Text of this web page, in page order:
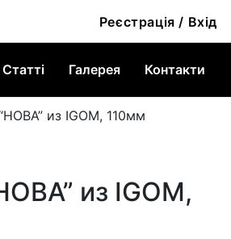
Реєстрація / Вхід
Статті Галерея Контакти
из IGOM, 110мм
из IGOM,